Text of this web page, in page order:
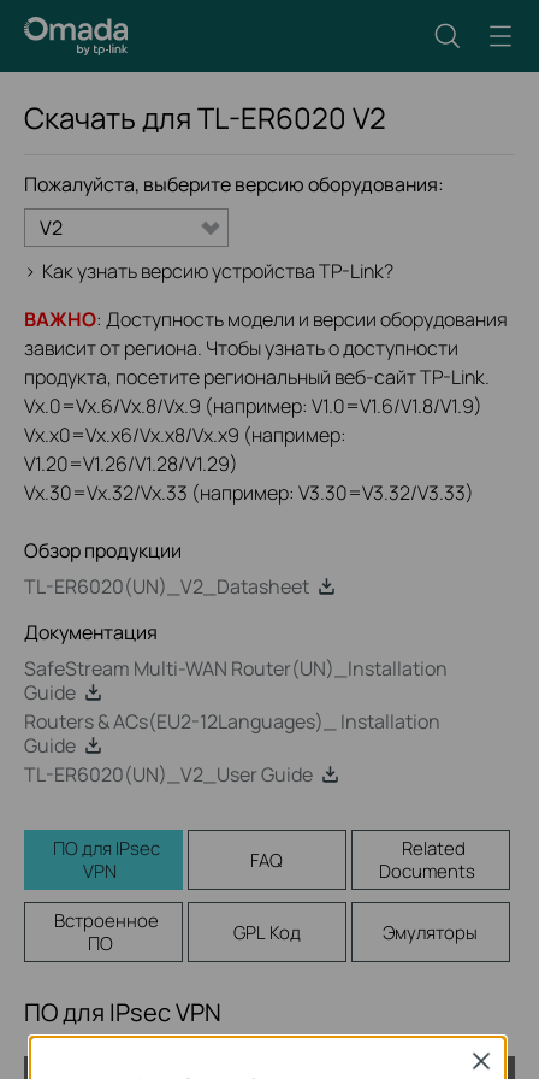
Скачать дляTL-ER6020 V2
Пожалуйста, выберите версию оборудования:
V2
> Как узнать версию устройства TP-Link?
ВАЖНО: Доступность модели и версии оборудования
зависит от региона. Чтобы узнать о доступности
продукта, посетите региональный веб-сайт TP-Link.
Vx.0=Vx.6/Vx.8/Vx.9 (например: V1.0=V1.6/V1.8/V1.9)
Vx.x0=Vx.x6/Vx.x8/Vx.x9 (например:
V1.20=V1.26/V1.28/V1.29)
Vx.30=Vx.32/Vx.33 (например: V3.30=V3.32/V3.33)
Обзор продукции
TL-ER6020(UN)_V2_Datasheet
Документация
SafeStream Multi-WAN Router(UN)_Installation
Guide
Routers & ACs(EU2-12Languages)_ Installation
Guide
TL-ER6020(UN)_V2_User Guide
ПО для IPsec
VPN
FAQ
Related
Documents
Встроенное
ПО
GPL Код Эмуляторы
ПО для IPsec VPN
Close